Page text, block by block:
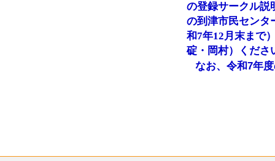
の登録サークル
の到津市民セン
和7年12月末まで
碇・岡村）くださ
なお、令和7年